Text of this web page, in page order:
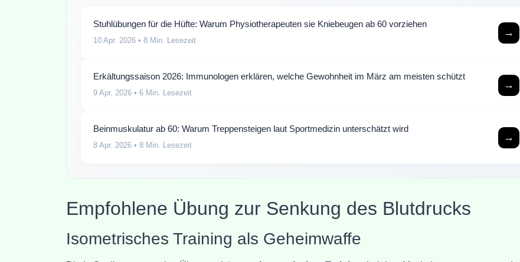
Stuhlübungen für die Hüfte: Warum Physiotherapeuten sie Kniebeugen ab 60 vorziehen
10 Apr. 2026 • 8 Min. Lesezeit
→
Erkältungssaison 2026: Immunologen erklären, welche Gewohnheit im März am meisten schützt
9 Apr. 2026 • 6 Min. Lesezeit
→
Beinmuskulatur ab 60: Warum Treppensteigen laut Sportmedizin unterschätzt wird
8 Apr. 2026 • 8 Min. Lesezeit
→
Empfohlene Übung zur Senkung des Blutdrucks
Isometrisches Training als Geheimwaffe